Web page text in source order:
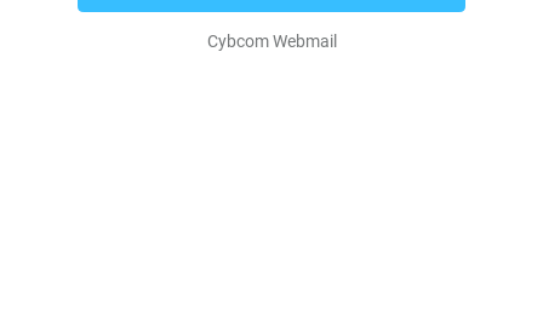
Cybcom Webmail